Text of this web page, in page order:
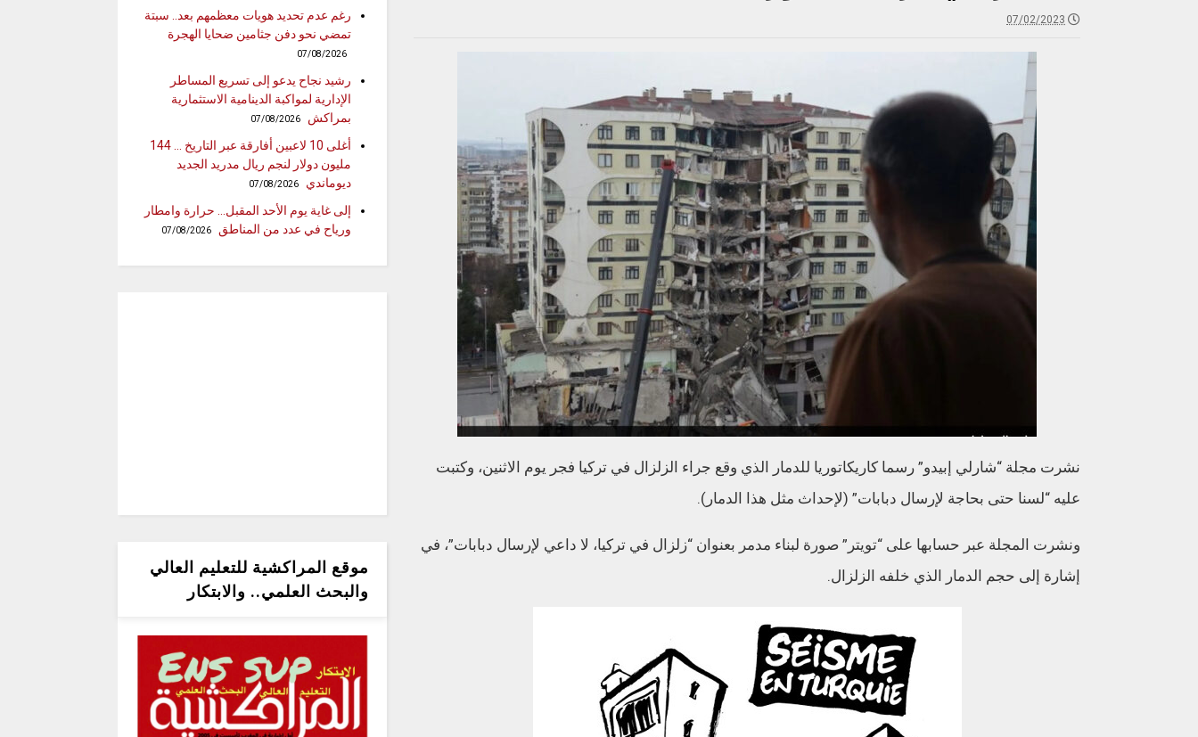
07/02/2023
نشرت مجلة “شارلي إبيدو” رسما كاريكاتوريا للدمار الذي وقع جراء الزلزال في تركيا فجر يوم الاثنين، وكتبت
عليه “لسنا حتى بحاجة لإرسال دبابات” (لإحداث مثل هذا الدمار).
ونشرت المجلة عبر حسابها على “تويتر” صورة لبناء مدمر بعنوان “زلزال في تركيا، لا داعي لإرسال دبابات”، في
إشارة إلى حجم الدمار الذي خلفه الزلزال.
رغم عدم تحديد هويات معظمهم بعد.. سبتة
تمضي نحو دفن جثامين ضحايا الهجرة
07/08/2026
رشيد نجاح يدعو إلى تسريع المساطر
الإدارية لمواكبة الدينامية الاستثمارية
بمراكش
07/08/2026
أغلى 10 لاعبين أفارقة عبر التاريخ … 144
مليون دولار لنجم ريال مدريد الجديد
ديوماندي
07/08/2026
إلى غاية يوم الأحد المقبل… حرارة وامطار
ورياح في عدد من المناطق
07/08/2026
موقع المراكشية للتعليم العالي
والبحث العلمي.. والابتكار